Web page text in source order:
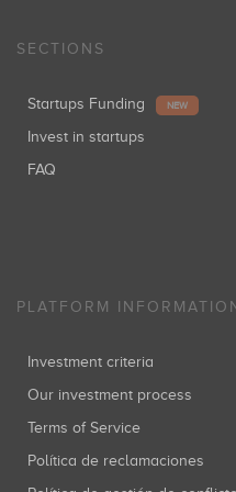
SECTIONS
Startups Funding NEW
Invest in startups
FAQ
PLATFORM
Investment criteria
Our investment process
Terms of Service
Política de reclamaciones